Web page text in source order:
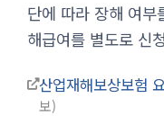
단에 따라 장해 여
해급여를 별도로 신
산업재해보상보험
보